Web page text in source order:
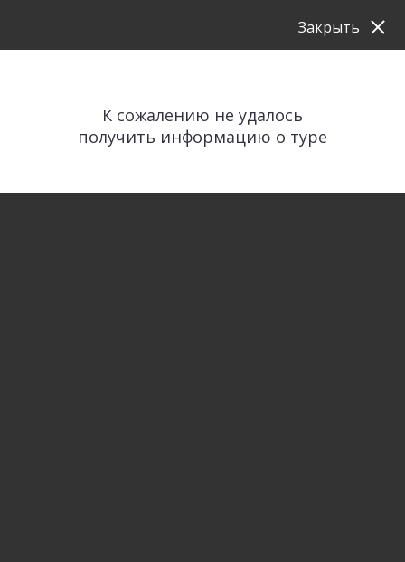
К сожалению не удалось
получить информацию о туре
Закрыть